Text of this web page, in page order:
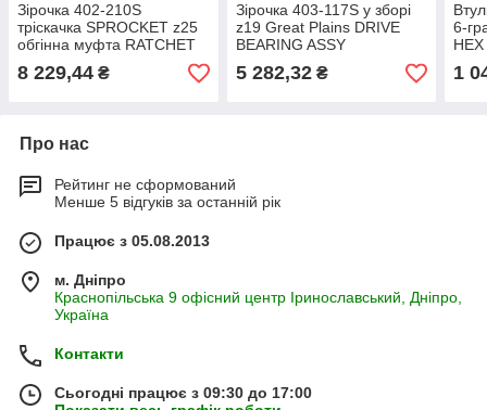
Зірочка 402-210S
тріскачка SPROCKET z25
обгінна муфта RATCHET
DRIVE Great Plains
YP1625 PD8070 gp 402-
8 229,44 ₴
Зірочка 403-117S у зборі
z19 Great Plains DRIVE
BEARING ASSY
запчастини 403-117s
5 282,32₴
6-
1
Про нас
Рейтинг не сформований
Менше 5 відгуків за останній рік
Працює з 05.08.2013
м. Дніпро
Краснопільська 9 офісний центр Іринославський, Дніпро,
Україна
Контакти
Сьогодні працює з 09:30 до 17:00